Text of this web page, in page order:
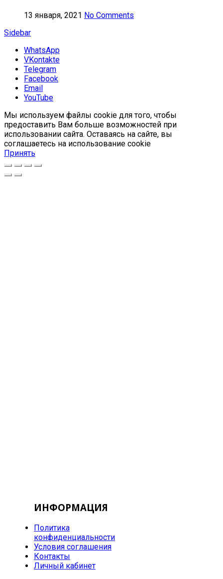
13 января, 2021 No Comments
Sidebar
WhatsApp
VKontakte
Telegram
Facebook
Email
YouTube
Мы используем файлы cookie для того, чтобы
предоставить Вам больше возможностей при
использовании сайта. Оставаясь на сайте, вы
соглашаетесь на использование cookie
Принять
ИНФОРМАЦИЯ
Политика
конфиденциальности
Условия соглашения
Контакты
Личный кабинет